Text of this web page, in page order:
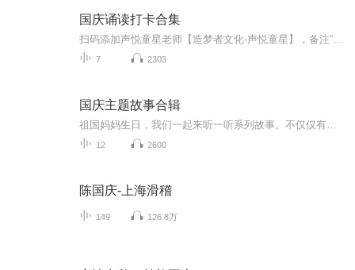
国庆诵读打卡合集
7 2303
国庆主题故事合辑
12 2600
陈国庆-上海滑稽
149 126.8万